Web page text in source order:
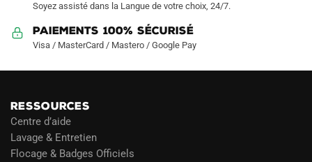
Soyez assisté dans la Langue de votre choix, 24/7.
Paiements 100% Sécurisé
Visa / MasterCard / Mastero / Google Pay
RESSOURCES
Centre d’aide
Lavage & Entretien
Flocage & Badges Officiels